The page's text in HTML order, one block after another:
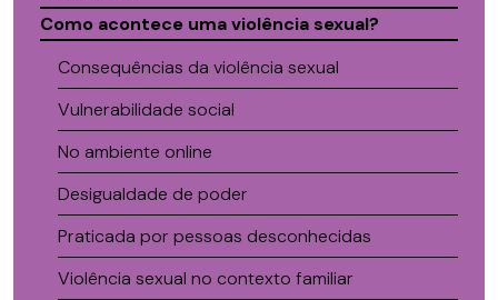
Como acontece uma violência sexual?
Consequências da violência sexual
Vulnerabilidade social
No ambiente online
Desigualdade de poder
Praticada por pessoas desconhecidas
Violência sexual no contexto familiar